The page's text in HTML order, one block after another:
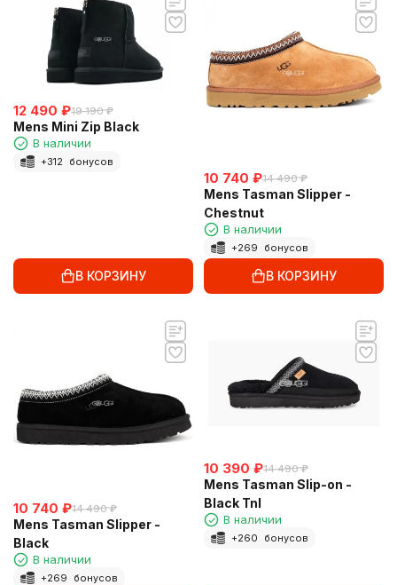
12 490 ₽19 190 ₽
Mens Mini Zip Black
В наличии
+312 бонусов
В КОРЗИНУ
10 740 ₽14 490 ₽
Mens Tasman Slipper -
Chestnut
В наличии
+269 бонусов
В КОРЗИНУ
10 740 ₽14 490 ₽
Mens Tasman Slipper -
Black
В наличии
+269 бонусов
10 390 ₽14 490 ₽
Mens Tasman Slip-on -
Black Tnl
В наличии
+260 бонусов